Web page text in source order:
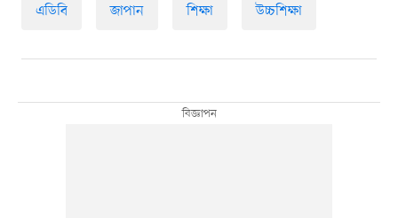
এডিবি জাপান শিক্ষা উচ্চশিক্ষা